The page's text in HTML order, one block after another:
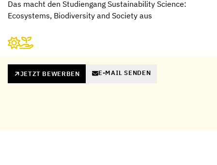
Das macht den Studiengang Sustainability Science:
Ecosystems, Biodiversity and Society aus
JETZT BEWERBEN E-MAIL SENDEN